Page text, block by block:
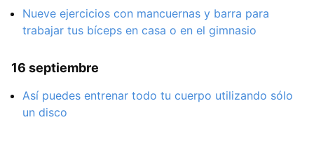
Nueve ejercicios con mancuernas y barra para
trabajar tus bíceps en casa o en el gimnasio
16 septiembre
Así puedes entrenar todo tu cuerpo utilizando sólo
un disco